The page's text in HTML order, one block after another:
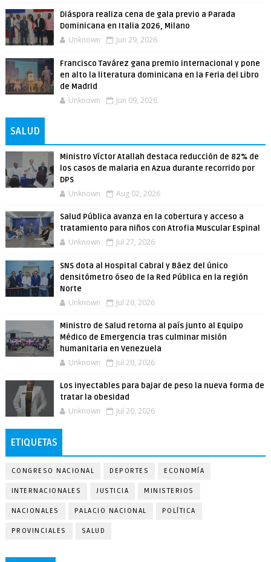
Diáspora realiza cena de gala previo a Parada
Dominicana en Italia 2026, Milano
Unknown Jun 29, 2026
Francisco Tavárez gana premio internacional y pone
en alto la literatura dominicana en la Feria del Libro
de Madrid
Unknown Jun 09, 2026
SALUD
Ministro Víctor Atallah destaca reducción de 82% de
los casos de malaria en Azua durante recorrido por
DPS
Unknown Aug 02, 2026
Salud Pública avanza en la cobertura y acceso a
tratamiento para niños con Atrofia Muscular Espinal
Unknown Jul 27, 2026
SNS dota al Hospital Cabral y Báez del único
densitómetro óseo de la Red Pública en la región
Norte
Unknown Jul 20, 2026
Ministro de Salud retorna al país junto al Equipo
Médico de Emergencia tras culminar misión
humanitaria en Venezuela
Unknown Jul 20, 2026
Los inyectables para bajar de peso la nueva forma de
tratar la obesidad
Unknown Jul 20, 2026
ETIQUETAS
CONGRESO NACIONAL DEPORTES ECONOMÍA
INTERNACIONALES JUSTICIA MINISTERIOS
NACIONALES PALACIO NACIONAL POLÍTICA
PROVINCIALES SALUD